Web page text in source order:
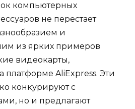
компьютерных
не перестает
и
из ярких примеров
видеокарты,
платформе AliExpress. Эти
конкурируют с
но и предлагают